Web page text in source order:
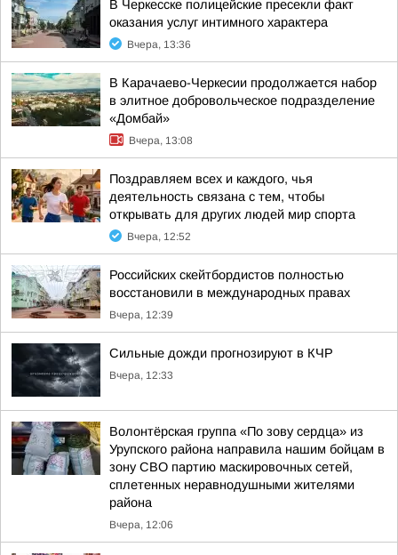
В Черкесске полицейские пресекли факт
оказания услуг интимного характера
Вчера, 13:36
В Карачаево-Черкесии продолжается набор
в элитное добровольческое подразделение
«Домбай»
Вчера, 13:08
Поздравляем всех и каждого, чья
деятельность связана с тем, чтобы
открывать для других людей мир спорта
Вчера, 12:52
Российских скейтбордистов полностью
восстановили в международных правах
Вчера, 12:39
Сильные дожди прогнозируют в КЧР
Вчера, 12:33
Волонтёрская группа «По зову сердца» из
Урупского района направила нашим бойцам в
зону СВО партию маскировочных сетей,
сплетенных неравнодушными жителями
района
Вчера, 12:06